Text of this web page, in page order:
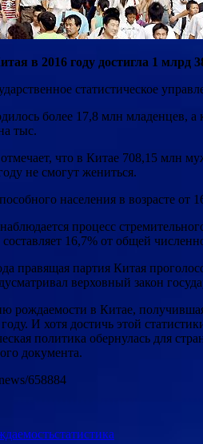
в 2016 году достигла 1
статистическое
более 17,8 млн младенцев, а
тыс.
отмечает, что в Китае 708,15
не смогут жениться.
населения в возрасте от
процесс
составляет 16,7% от общей
правящая партия Китая
верховный закон
рождаемости в Китае,
И хотя достичь этой
политика обернулась для
документа.
658884
статистика